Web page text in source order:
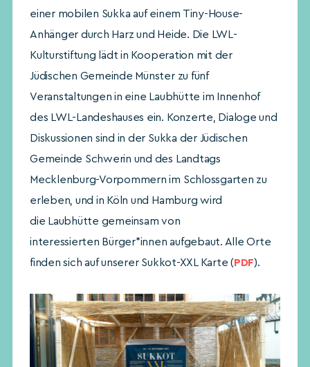
einer mobilen Sukka auf einem Tiny-House-
Anhänger durch Harz und Heide. Die LWL-
Kulturstiftung lädt in Kooperation mit der
Jüdischen Gemeinde Münster zu fünf
Veranstaltungen in eine Laubhütte im Innenhof
des LWL-Landeshauses ein. Konzerte, Dialoge und
Diskussionen sind in der Sukka der Jüdischen
Gemeinde Schwerin und des Landtags
Mecklenburg-Vorpommern im Schlossgarten zu
erleben, und in Köln und Hamburg wird
die Laubhütte gemeinsam von
interessierten Bürger*innen aufgebaut. Alle Orte
finden sich auf unserer Sukkot-XXL Karte (PDF).